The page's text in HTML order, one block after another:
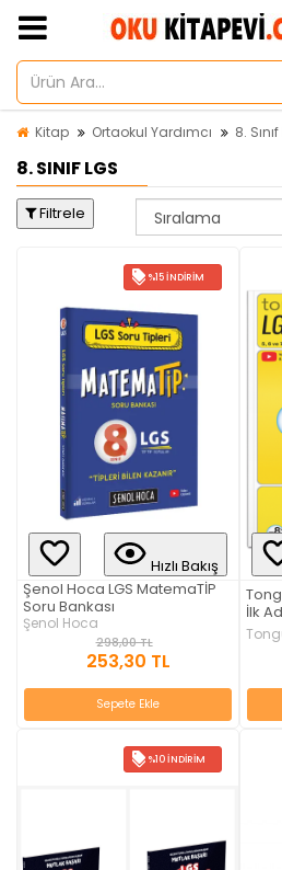
Kitap Ortaokul Yardımcı 8.
8. SINIF LGS
Filtrele
%15 İNDIRIM
Hızlı Bakış
Şenol Hoca LGS MatemaTİP
Soru Bankası
Şenol Hoca
298,00 TL
253,30 TL
Sepete Ekle
İlk
%10 İNDIRIM